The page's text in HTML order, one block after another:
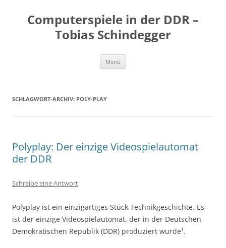
springen
Computerspiele in der DDR –
Tobias Schindegger
Menü
SCHLAGWORT-ARCHIV: POLY-PLAY
Polyplay: Der einzige Videospielautomat
der DDR
Schreibe eine Antwort
Polyplay ist ein einzigartiges Stück Technikgeschichte. Es
ist der einzige Videospielautomat, der in der Deutschen
Demokratischen Republik (DDR) produziert wurde¹.